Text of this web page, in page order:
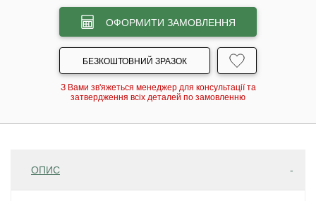
ОФОРМИТИ ЗАМОВЛЕННЯ
БЕЗКОШТОВНИЙ ЗРАЗОК
З Вами зв'яжеться менеджер для консультації та
затвердження всіх деталей по замовленню
ОПИС